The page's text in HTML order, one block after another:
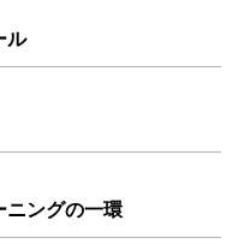
ル
ニングの一環